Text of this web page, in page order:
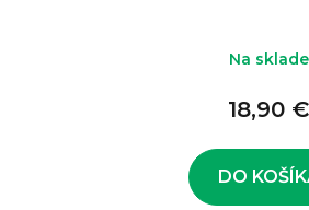
Na sklade
18,90 €
DO